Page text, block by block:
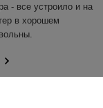
- все устроило и на
в хорошем